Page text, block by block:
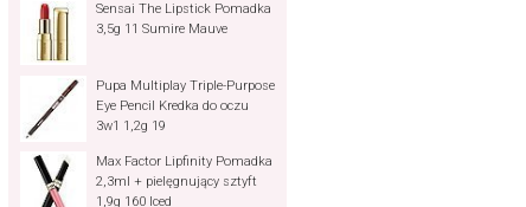
Sensai The Lipstick Pomadka
3,5g 11 Sumire Mauve
Pupa Multiplay Triple-Purpose
Eye Pencil Kredka do oczu
3w1 1,2g 19
Max Factor Lipfinity Pomadka
2,3ml + pielęgnujący sztyft
1,9g 160 Iced